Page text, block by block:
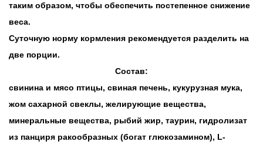
таким образом, чтобы обеспечить постепенное снижение
веса.
Суточную норму кормления рекомендуется разделить на
две порции.
Состав:
свинина и мясо птицы, свиная печень, кукурузная мука,
жом сахарной свеклы, желирующие вещества,
минеральные вещества, рыбий жир, таурин, гидролизат
из панциря ракообразных (богат глюкозамином), L-